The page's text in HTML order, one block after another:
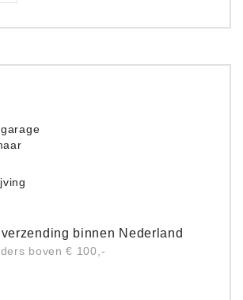
binnen Nederland
boven € 100,-